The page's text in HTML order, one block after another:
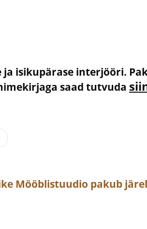
isikupärase interjööri.
saad tutvuda
Mööblistuudio pakub